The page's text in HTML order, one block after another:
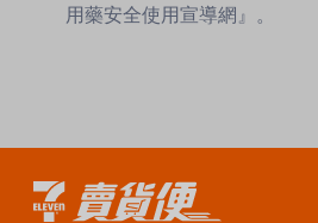
用藥安全使用宣導網』。